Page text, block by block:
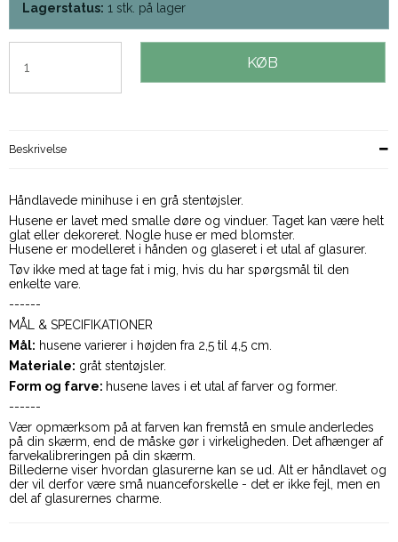
Lagerstatus: 1 stk. på lager
KØB
Beskrivelse
Håndlavede minihuse i en grå stentøjsler.
Husene er lavet med smalle døre og vinduer. Taget kan være helt
glat eller dekoreret. Nogle huse er med blomster.
Husene er modelleret i hånden og glaseret i et utal af glasurer.
Tøv ikke med at tage fat i mig, hvis du har spørgsmål til den
enkelte vare.
------
MÅL & SPECIFIKATIONER
Mål: husene varierer i højden fra 2,5 til 4,5 cm.
Materiale: gråt stentøjsler.
Form og farve: husene laves i et utal af farver og former.
------
Vær opmærksom på at farven kan fremstå en smule anderledes
på din skærm, end de måske gør i virkeligheden. Det afhænger af
farvekalibreringen på din skærm.
Billederne viser hvordan glasurerne kan se ud. Alt er håndlavet og
der vil derfor være små nuanceforskelle - det er ikke fejl, men en
del af glasurernes charme.